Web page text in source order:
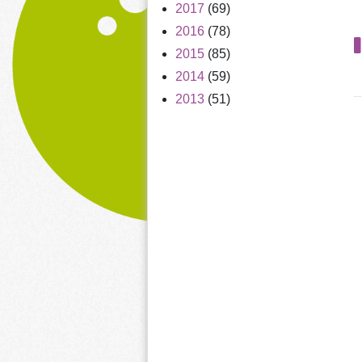
2017 (69)
2016 (78)
2015 (85)
2014 (59)
2013 (51)